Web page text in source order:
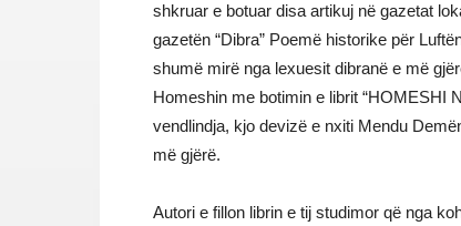
shkruar e botuar disa artikuj në gazetat
gazetën “Dibra” Poemë historike për
shumë mirë nga lexuesit dibranë e më
Homeshin me botimin e librit “HOMESHI
vendlindja, kjo devizë e nxiti Mendu
më gjërë.
Autori e fillon librin e tij studimor që nga